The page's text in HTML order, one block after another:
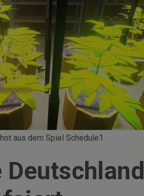
aus dem Spiel Schedule1
Deutschland